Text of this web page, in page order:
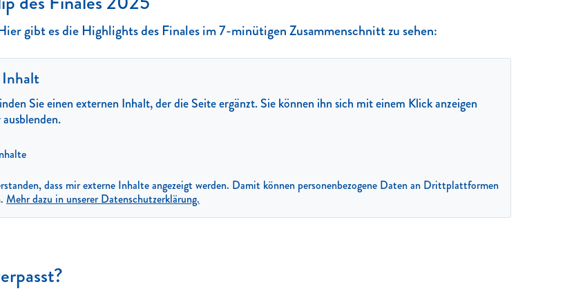
gibt es die Highlights des Finales im 7-minütigen Zusammenschnitt zu sehen:
Sie einen externen Inhalt, der die Seite ergänzt. Sie können ihn sich mit einem Klick anzeigen
dass mir externe Inhalte angezeigt werden. Damit können personenbezogene Daten an Drittplattformen
Mehr dazu in unserer Datenschutzerklärung.